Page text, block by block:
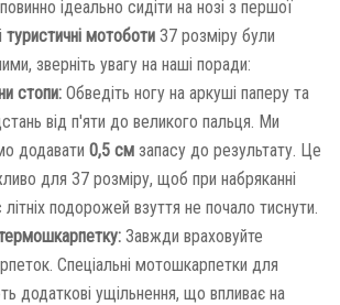
ідеально сидіти на нозі з першої
туристичні мотоботи 37 розміру були
зверніть увагу на наші поради:
стопи: Обведіть ногу на аркуші паперу та
від п'яти до великого пальця. Ми
додавати 0,5 см запасу до результату. Це
для 37 розміру, щоб при набряканні
літніх подорожей взуття не почало тиснути.
Завжди враховуйте
Спеціальні мотошкарпетки для
додаткові ущільнення, що впливає на